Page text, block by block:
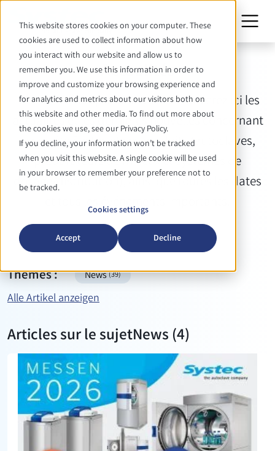
This website stores cookies on your computer. These
cookies are used to collect information about how
you interact with our website and allow us to
remember you. We use this information in order to
improve and customize your browsing experience and
for analytics and metrics about our visitors both on
this website and other media. To find out more about
the cookies we use, see our Privacy Policy.
If you decline, your information won’t be tracked
when you visit this website. A single cookie will be used
in your browser to remember your preference not to
be tracked.
Cookies settings
Accept Decline
Actualités
Découvrez nos produits ! Vous trouverez ici les
actualités et les dernières nouvelles concernant
la société Systec et ses produits (autoclaves,
préparateurs de milieux et systèmes de
dosage/distribution), ainsi que toutes les dates
et tous les événements importants.
Thèmes : News(39)
Alle Artikel anzeigen
Articles sur le sujetNews (4)